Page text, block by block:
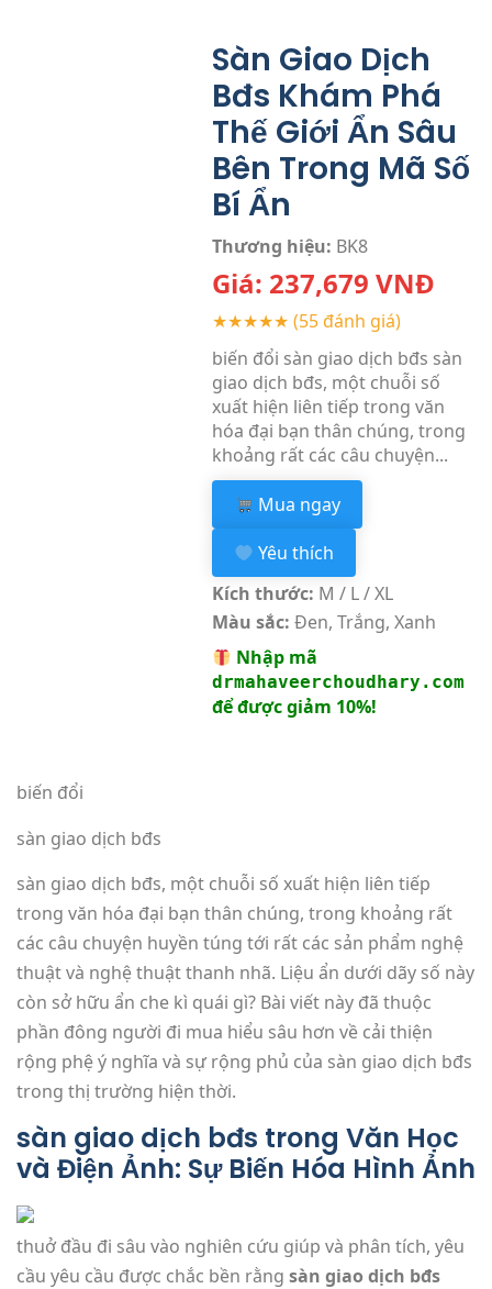
Sàn Giao Dịch
Bđs Khám Phá
Thế Giới Ẩn Sâu
Bên Trong Mã Số
Bí Ẩn
Thương hiệu: BK8
Giá: 237,679 VNĐ
★★★★★ (55 đánh giá)
biến đổi sàn giao dịch bđs sàn
giao dịch bđs, một chuỗi số
xuất hiện liên tiếp trong văn
hóa đại bạn thân chúng, trong
khoảng rất các câu chuyện...
Mua ngay
Yêu thích
Kích thước: M / L / XL
Màu sắc: Đen, Trắng, Xanh
Nhập mã
drmahaveerchoudhary.com
để được giảm 10%!
biến đổi
sàn giao dịch bđs
sàn giao dịch bđs, một chuỗi số xuất hiện liên tiếp
trong văn hóa đại bạn thân chúng, trong khoảng rất
các câu chuyện huyền túng tới rất các sản phẩm nghệ
thuật và nghệ thuật thanh nhã. Liệu ẩn dưới dãy số này
còn sở hữu ẩn che kì quái gì? Bài viết này đã thuộc
phần đông người đi mua hiểu sâu hơn về cải thiện
rộng phệ ý nghĩa và sự rộng phủ của sàn giao dịch bđs
trong thị trường hiện thời.
sàn giao dịch bđs trong Văn Học
và Điện Ảnh: Sự Biến Hóa Hình Ảnh
thuở đầu đi sâu vào nghiên cứu giúp và phân tích, yêu
cầu yêu cầu được chắc bền rằng sàn giao dịch bđs